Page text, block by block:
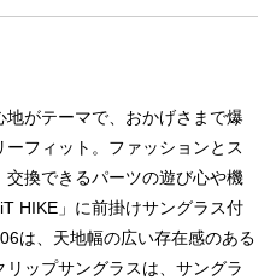
がテーマで、おかげさまで爆
フィット。ファッションとス
換できるパーツの遊び心や機
HIKE」に前掛けサングラス付
は、天地幅の広い存在感のある
ップサングラスは、サングラ